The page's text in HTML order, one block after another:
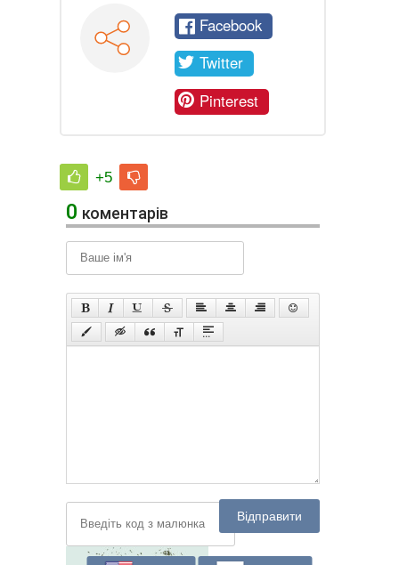
Facebook
Twitter
Pinterest
+5
0 коментарів
Відправити